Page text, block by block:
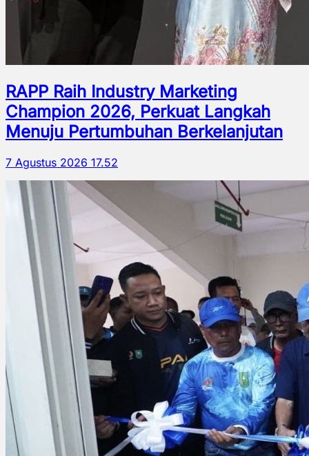
RAPP Raih Industry Marketing
Champion 2026, Perkuat Langkah
Menuju Pertumbuhan Berkelanjutan
7 Agustus 2026 17.52